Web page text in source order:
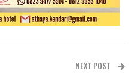
NEXT POST